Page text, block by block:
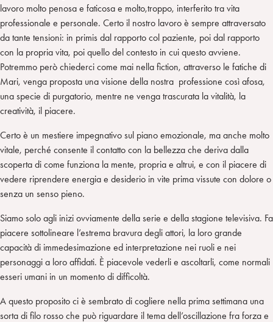
lavoro molto penosa e faticosa e molto,troppo, interferito tra vita
professionale e personale. Certo il nostro lavoro è sempre attraversato
da tante tensioni: in primis dal rapporto col paziente, poi dal rapporto
con la propria vita, poi quello del contesto in cui questo avviene.
Potremmo però chiederci come mai nella fiction, attraverso le fatiche di
Mari, venga proposta una visione della nostra professione così afosa,
una specie di purgatorio, mentre ne venga trascurata la vitalità, la
creatività, il piacere.
Certo è un mestiere impegnativo sul piano emozionale, ma anche molto
vitale, perché consente il contatto con la bellezza che deriva dalla
scoperta di come funziona la mente, propria e altrui, e con il piacere di
vedere riprendere energia e desiderio in vite prima vissute con dolore o
senza un senso pieno.
Siamo solo agli inizi ovviamente della serie e della stagione televisiva. Fa
piacere sottolineare l’estrema bravura degli attori, la loro grande
capacità di immedesimazione ed interpretazione nei ruoli e nei
personaggi a loro affidati. È piacevole vederli e ascoltarli, come normali
esseri umani in un momento di difficoltà.
A questo proposito ci è sembrato di cogliere nella prima settimana una
sorta di filo rosso che può riguardare il tema dell’oscillazione fra forza e